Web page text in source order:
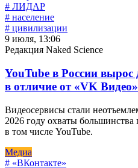
# ЛИДАР
# население
# цивилизации
9 июля, 13:06
Редакция Naked Science
YouTube в России
в отличие от «VK Видео»
Видеосервисы стали
2026 году охваты
в том числе YouTube.
Медиа
# «ВКонтакте»